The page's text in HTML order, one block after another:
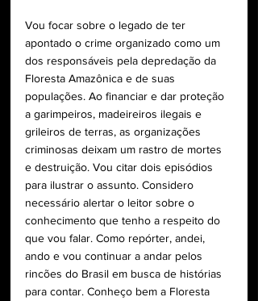
Vou focar sobre o legado de ter
apontado o crime organizado como um
dos responsáveis pela depredação da
Floresta Amazônica e de suas
populações. Ao financiar e dar proteção
a garimpeiros, madeireiros ilegais e
grileiros de terras, as organizações
criminosas deixam um rastro de mortes
e destruição. Vou citar dois episódios
para ilustrar o assunto. Considero
necessário alertar o leitor sobre o
conhecimento que tenho a respeito do
que vou falar. Como repórter, andei,
ando e vou continuar a andar pelos
rincões do Brasil em busca de histórias
para contar. Conheço bem a Floresta